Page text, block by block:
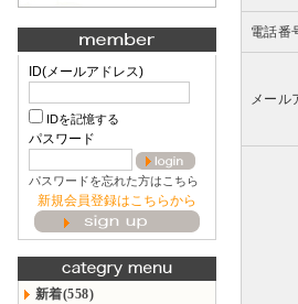
ID(メールアドレス)
IDを記憶する
パスワード
パスワードを忘れた方はこちら
新規会員登録はこちらから
新着(558)
電話番
メール